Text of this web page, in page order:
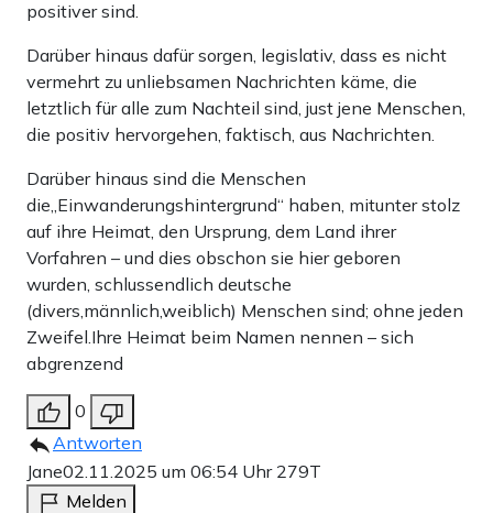
positiver sind.
Darüber hinaus dafür sorgen, legislativ, dass es nicht
vermehrt zu unliebsamen Nachrichten käme, die
letztlich für alle zum Nachteil sind, just jene Menschen,
die positiv hervorgehen, faktisch, aus Nachrichten.
Darüber hinaus sind die Menschen
die,,Einwanderungshintergrund“ haben, mitunter stolz
auf ihre Heimat, den Ursprung, dem Land ihrer
Vorfahren – und dies obschon sie hier geboren
wurden, schlussendlich deutsche
(divers,männlich,weiblich) Menschen sind; ohne jeden
Zweifel.Ihre Heimat beim Namen nennen – sich
abgrenzend
0
Antworten
Jane02.11.2025 um 06:54 Uhr 279T
Melden